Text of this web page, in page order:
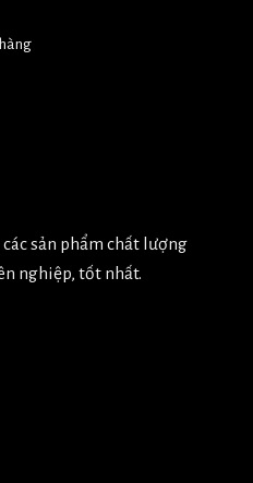
sản phẩm chất lượng
nghiệp, tốt nhất.